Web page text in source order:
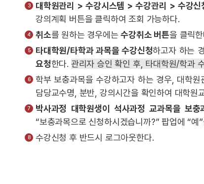
대학원관리 > 수강시스템 > 수강관리 > 수강신
강의계획 버튼을 클릭하여 조회 가능하다.
취소를 원하는 경우에는수강취소 버튼을 클릭
타대학원/타학과 과목을 수강신청하고자 하는
요청한다. 관리자 승인 확인 후, 타대학원/학과
학부 보충과목을 수강하고자 하는 경우, 대학
담당교수명, 분반, 강의시간을 확인하여 대학원
박사과정 대학원생이 석사과정 교과목을 보충
“보충과목으로 신청하시겠습니까?” 팝업에 “
수강신청 후 반드시 로그아웃한다.